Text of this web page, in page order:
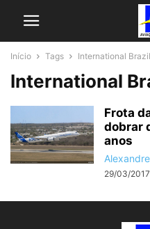
Início Tags International
International
Frota
dobrar
anos
29/03/2017